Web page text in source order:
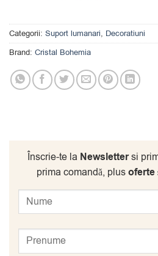
Categorii: Suport lumanari, Decoratiuni
Brand: Cristal Bohemia
Înscrie-te la Newslettersi
prima comandă, plusoferte